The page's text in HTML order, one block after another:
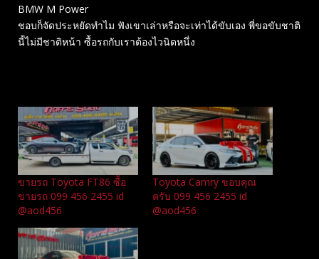
BMW M Power
ชอบก็จัดประหยัดทำไม ฟังเขาเล่าหรือจะเท่าได้ขับเอง พี่ขอขับชาติ
นี้ไม่มีชาติหน้า ซื้อรถกับเราต้องไวนิดหนึ่ง
ขายรถ Toyota FT86 ซื้อ
ขายรถ 099 456 2455 id
@aod456
Toyota Camry ขอบคุณ
ครับ 099 456 2455 id
@aod456